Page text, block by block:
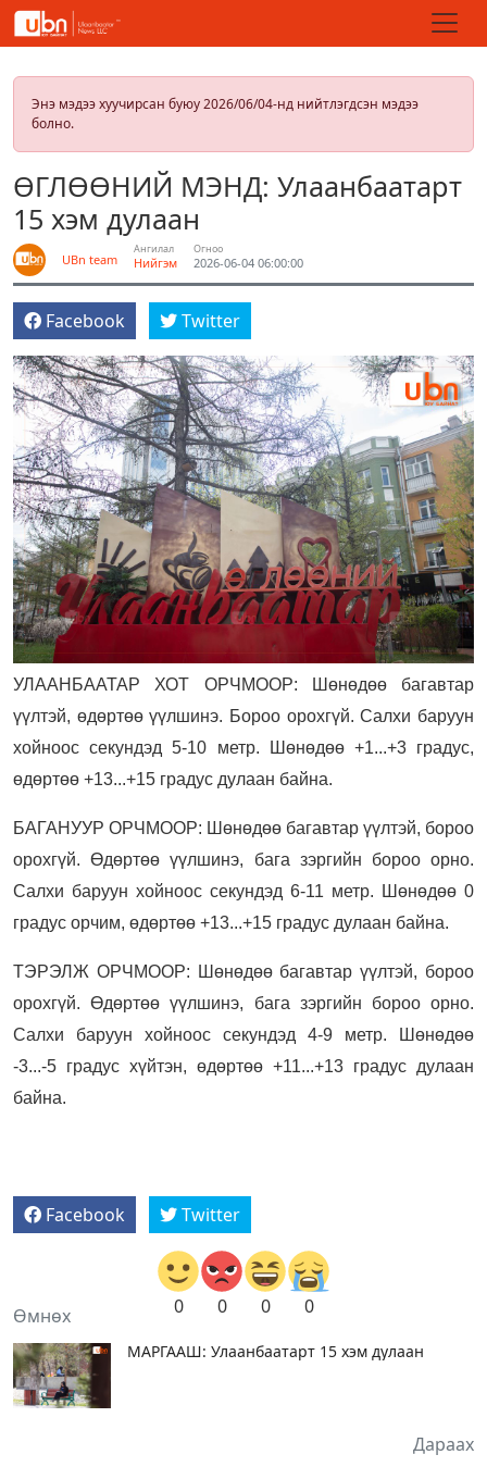
Энэ мэдээ хуучирсан буюу 2026/06/04-нд нийтлэгдсэн мэдээ
болно.
ӨГЛӨӨНИЙ МЭНД: Улаанбаатарт
15 хэм дулаан
UBn team
Ангилал
Нийгэм
Огноо
2026-06-04 06:00:00
Facebook Twitter
УЛААНБААТАР ХОТ ОРЧМООР: Шөнөдөө багавтар
үүлтэй, өдөртөө үүлшинэ. Бороо орохгүй. Салхи баруун
хойноос секундэд 5-10 метр. Шөнөдөө +1...+3 градус,
өдөртөө +13...+15 градус дулаан байна.
БАГАНУУР ОРЧМООР: Шөнөдөө багавтар үүлтэй, бороо
орохгүй. Өдөртөө үүлшинэ, бага зэргийн бороо орно.
Салхи баруун хойноос секундэд 6-11 метр. Шөнөдөө 0
градус орчим, өдөртөө +13...+15 градус дулаан байна.
ТЭРЭЛЖ ОРЧМООР: Шөнөдөө багавтар үүлтэй, бороо
орохгүй. Өдөртөө үүлшинэ, бага зэргийн бороо орно.
Салхи баруун хойноос секундэд 4-9 метр. Шөнөдөө
-3...-5 градус хүйтэн, өдөртөө +11...+13 градус дулаан
байна.
Facebook Twitter
0 0 0 0
Өмнөх
МАРГААШ: Улаанбаатарт 15 хэм дулаан
Дараах